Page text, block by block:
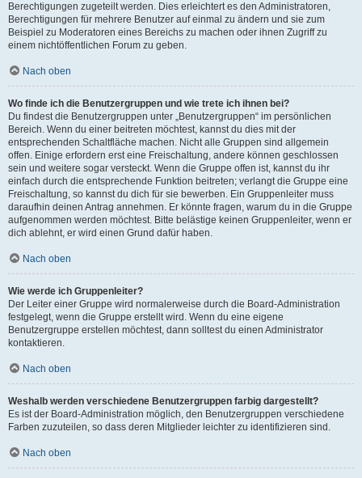
Berechtigungen zugeteilt werden. Dies erleichtert es den Administratoren,
Berechtigungen für mehrere Benutzer auf einmal zu ändern und sie zum
Beispiel zu Moderatoren eines Bereichs zu machen oder ihnen Zugriff zu
einem nichtöffentlichen Forum zu geben.
Nach oben
Wo finde ich die Benutzergruppen und wie trete ich ihnen bei?
Du findest die Benutzergruppen unter „Benutzergruppen“ im persönlichen
Bereich. Wenn du einer beitreten möchtest, kannst du dies mit der
entsprechenden Schaltfläche machen. Nicht alle Gruppen sind allgemein
offen. Einige erfordern erst eine Freischaltung, andere können geschlossen
sein und weitere sogar versteckt. Wenn die Gruppe offen ist, kannst du ihr
einfach durch die entsprechende Funktion beitreten; verlangt die Gruppe eine
Freischaltung, so kannst du dich für sie bewerben. Ein Gruppenleiter muss
daraufhin deinen Antrag annehmen. Er könnte fragen, warum du in die Gruppe
aufgenommen werden möchtest. Bitte belästige keinen Gruppenleiter, wenn er
dich ablehnt, er wird einen Grund dafür haben.
Nach oben
Wie werde ich Gruppenleiter?
Der Leiter einer Gruppe wird normalerweise durch die Board-Administration
festgelegt, wenn die Gruppe erstellt wird. Wenn du eine eigene
Benutzergruppe erstellen möchtest, dann solltest du einen Administrator
kontaktieren.
Nach oben
Weshalb werden verschiedene Benutzergruppen farbig dargestellt?
Es ist der Board-Administration möglich, den Benutzergruppen verschiedene
Farben zuzuteilen, so dass deren Mitglieder leichter zu identifizieren sind.
Nach oben